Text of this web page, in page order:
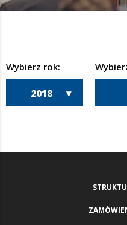
Wybierz rok:
2018